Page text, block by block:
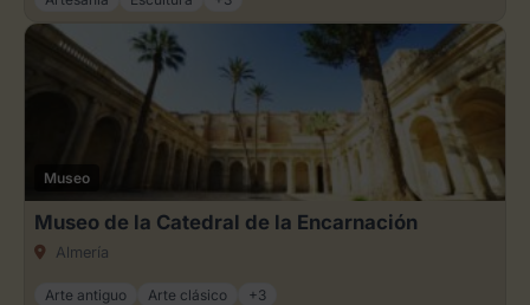
Museo
Museo de la Catedral de la Encarnación
Almería
Arte antiguo Arte clásico +3